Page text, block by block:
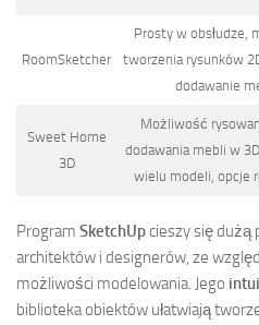
RoomSketcher
Prosty w obsłudze,
tworzenia rysunków
dodawanie
Sweet Home
3D
Możliwość
dodawania mebli w
wielu modeli, opcje
Program SketchUpcieszy się dużą
architektów i designerów, ze
możliwości modelowania. Jego
biblioteka obiektów ułatwiają